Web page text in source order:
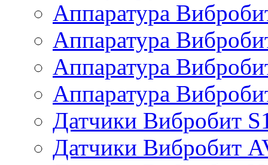
Аппаратура
Аппаратура
Аппаратура
Аппаратура
Датчики Вибробит
Датчики Вибробит